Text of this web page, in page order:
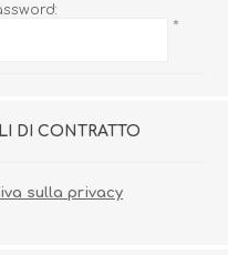
*
DI CONTRATTO
sulla privacy